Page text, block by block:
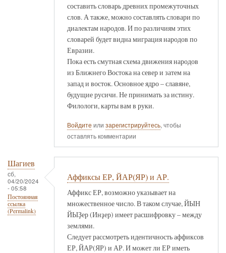
составить словарь древних промежуточных
слов. А также, можно составлять словари по
диалектам народов. И по различиям этих
словарей будет видна миграция народов по
Евразии.
Пока есть смутная схема движения народов
из Ближнего Востока на север и затем на
запад и восток. Основное ядро – славяне,
будущие русичи. Не принимать за истину.
Филологи, карты вам в руки.
Войдите или зарегистрируйтесь, чтобы
оставлять комментарии
Шагиев
сб,
04/20/2024
- 05:58
Постоянная
ссылка
(Permalink)
Аффиксы ЕР, ЙАР(ЯР) и АР.
Аффикс ЕР, возможно указывает на
множественное число. В таком случае, ЙЫН
ЙЫҘер (Инҙер) имеет расшифровку – между
землями.
Следует рассмотреть идентичность аффиксов
ЕР, ЙАР(ЯР) и АР. И может ли ЕР иметь